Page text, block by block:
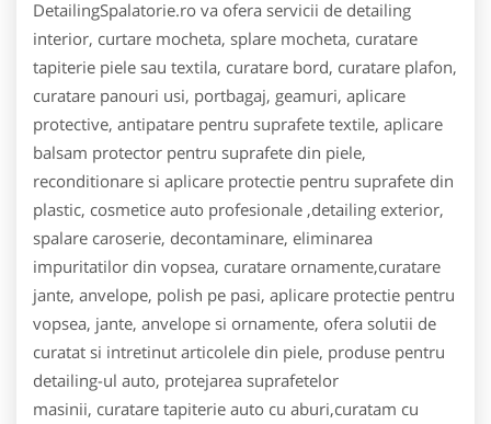
DetailingSpalatorie.ro va ofera servicii de detailing
interior, curtare mocheta, splare mocheta, curatare
tapiterie piele sau textila, curatare bord, curatare plafon,
curatare panouri usi, portbagaj, geamuri, aplicare
protective, antipatare pentru suprafete textile, aplicare
balsam protector pentru suprafete din piele,
reconditionare si aplicare protectie pentru suprafete din
plastic, cosmetice auto profesionale ,detailing exterior,
spalare caroserie, decontaminare, eliminarea
impuritatilor din vopsea, curatare ornamente,curatare
jante, anvelope, polish pe pasi, aplicare protectie pentru
vopsea, jante, anvelope si ornamente, ofera solutii de
curatat si intretinut articolele din piele, produse pentru
detailing-ul auto, protejarea suprafetelor
masinii, curatare tapiterie auto cu aburi,curatam cu